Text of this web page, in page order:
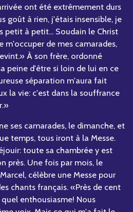
ont été extrêmement durs
goût à rien, j'étais insensible, je
petit à petit... Soudain le Christ
m'occuper de mes camarades,
À son frère, ordonné
peine d'être si loin de lui en ce
séparation m'aura fait
la vie: c'est dans la souffrance
ses camarades, le dimanche, et
temps, tous iront à la Messe.
toute sa chambrée y est
près. Une fois par mois, le
célèbre une Messe pour
chants français. «Près de cent
enthousiasme! Nous